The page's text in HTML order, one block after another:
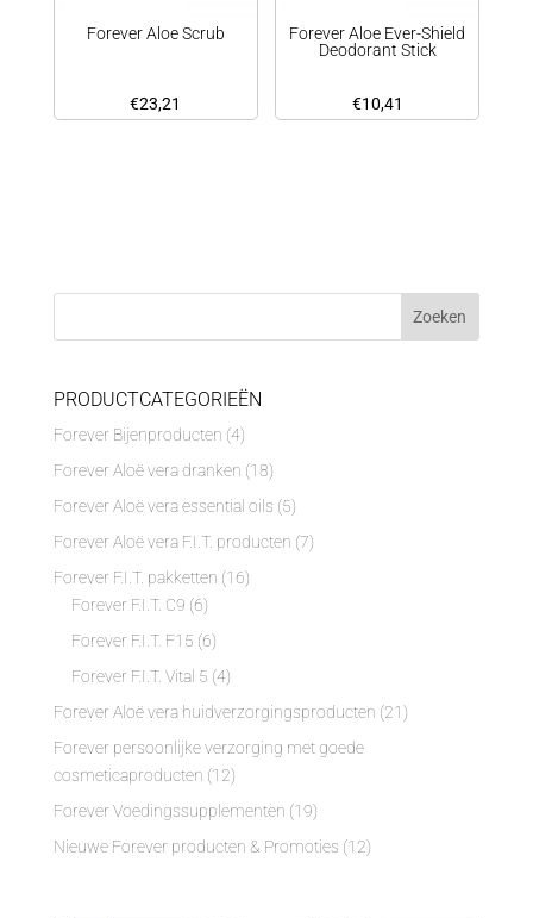
Forever Aloe Scrub
€23,21
Forever Aloe Ever-Shield
Deodorant Stick
€10,41
PRODUCTCATEGORIEËN
Forever Bijenproducten (4)
Forever Aloë vera dranken (18)
Forever Aloë vera essential oils (5)
Forever Aloë vera F.I.T. producten (7)
Forever F.I.T. pakketten (16)
Forever F.I.T. C9 (6)
Forever F.I.T. F15 (6)
Forever F.I.T. Vital 5 (4)
Forever Aloë vera huidverzorgingsproducten (21)
Forever persoonlijke verzorging met goede
cosmeticaproducten (12)
Forever Voedingssupplementen (19)
Nieuwe Forever producten & Promoties (12)